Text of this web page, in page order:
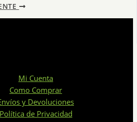
Mi Cuenta
Como Comprar
y Devoluciones
Política de Privacidad